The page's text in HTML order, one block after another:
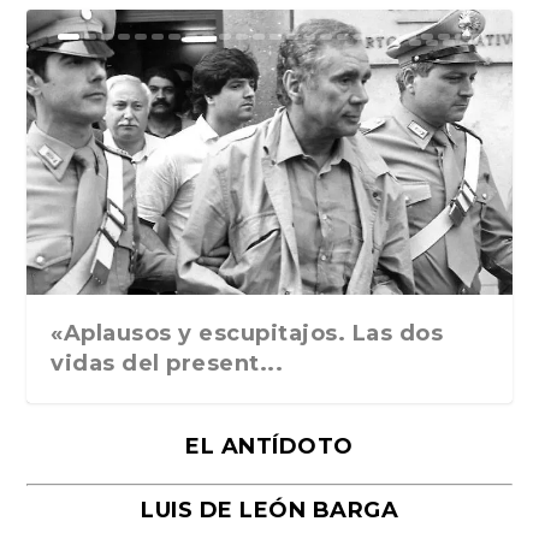
Ground Rules. Alejan...
«Rafael: Poesía subl...
Bienvenidos al circo...
Georges de La Tour. ...
Robert Capa: la hist...
«Aplausos y escupitajos. Las dos
vidas del present...
EL ANTÍDOTO
LUIS DE LEÓN BARGA